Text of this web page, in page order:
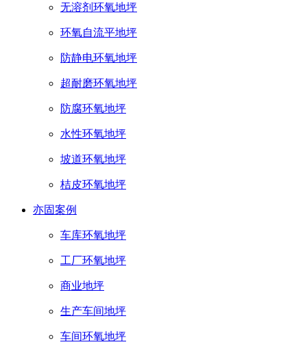
无溶剂环氧地坪
环氧自流平地坪
防静电环氧地坪
超耐磨环氧地坪
防腐环氧地坪
水性环氧地坪
坡道环氧地坪
桔皮环氧地坪
亦固案例
车库环氧地坪
工厂环氧地坪
商业地坪
生产车间地坪
车间环氧地坪